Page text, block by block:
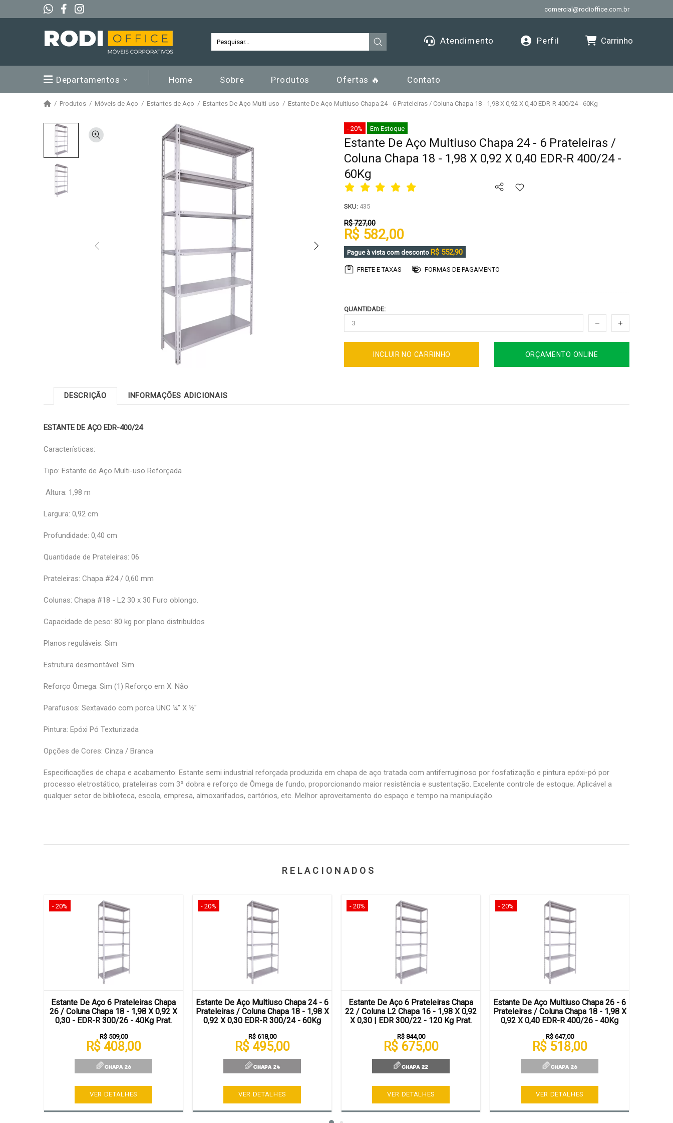
comercial@rodioffice.com.br
Atendimento Perfil Carrinho
Departamentos Home Sobre Produtos Ofertas 🔥 Contato
Produtos Móveis de Aço Estantes de Aço Estantes De Aço Multi-uso Estante De Aço Multiuso Chapa 24 - 6 Prateleiras / Coluna Chapa 18 - 1,98 X 0,92 X 0,40 EDR-R 400/24 - 60Kg
- 20% Em Estoque
Estante De Aço Multiuso Chapa 24 - 6 Prateleiras /
Coluna Chapa 18 - 1,98 X 0,92 X 0,40 EDR-R 400/24 -
60Kg
SKU: 435
R$ 727,00
R$ 582,00
Pague à vista com desconto R$ 552,90
FRETE E TAXAS FORMAS DE PAGAMENTO
QUANTIDADE:
INCLUIR NO CARRINHO ORÇAMENTO ONLINE
DESCRIÇÃO INFORMAÇÕES ADICIONAIS
ESTANTE DE AÇO EDR-400/24
Características:
Tipo: Estante de Aço Multi-uso Reforçada
Altura: 1,98 m
Largura: 0,92 cm
Profundidade: 0,40 cm
Quantidade de Prateleiras: 06
Prateleiras: Chapa #24 / 0,60 mm
Colunas: Chapa #18 - L2 30 x 30 Furo oblongo.
Capacidade de peso: 80 kg por plano distribuídos
Planos reguláveis: Sim
Estrutura desmontável: Sim
Reforço Ômega: Sim (1) Reforço em X: Não
Parafusos: Sextavado com porca UNC ¼" X ½"
Pintura: Epóxi Pó Texturizada
Opções de Cores: Cinza / Branca
Especificações de chapa e acabamento: Estante semi industrial reforçada produzida em chapa de aço tratada com antiferruginoso por fosfatização e pintura epóxi-pó por
processo eletrostático, prateleiras com 3ª dobra e reforço de Ômega de fundo, proporcionando maior resistência e sustentação. Excelente controle de estoque; Aplicável a
qualquer setor de biblioteca, escola, empresa, almoxarifados, cartórios, etc. Melhor aproveitamento do espaço e tempo na manipulação.
RELACIONADOS
- 20%
Estante De Aço 6 Prateleiras Chapa
26 / Coluna Chapa 18 - 1,98 X 0,92 X
0,30 - EDR-R 300/26 - 40Kg Prat.
R$ 509,00
R$ 408,00
VER DETALHES
- 20%
Estante De Aço Multiuso Chapa 24 - 6
Prateleiras / Coluna Chapa 18 - 1,98 X
0,92 X 0,30 EDR-R 300/24 - 60Kg
R$ 618,00
R$ 495,00
VER DETALHES
- 20%
Estante De Aço 6 Prateleiras Chapa
22 / Coluna L2 Chapa 16 - 1,98 X 0,92
X 0,30 | EDR 300/22 - 120 Kg Prat.
R$ 844,00
R$ 675,00
VER DETALHES
- 20%
Estante De Aço Multiuso Chapa 26 - 6
Prateleiras / Coluna Chapa 18 - 1,98 X
0,92 X 0,40 EDR-R 400/26 - 40Kg
R$ 647,00
R$ 518,00
VER DETALHES